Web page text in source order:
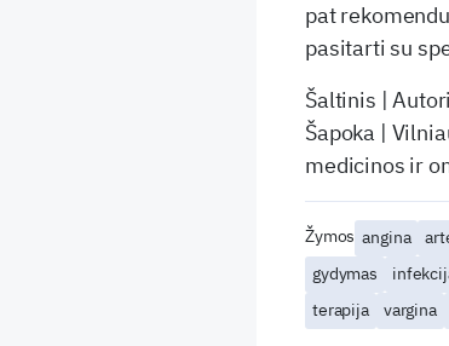
pat
pasitarti su
Šaltinis |
Šapoka |
medicinos ir
Žymos angina
gydymas
terapija
vargina